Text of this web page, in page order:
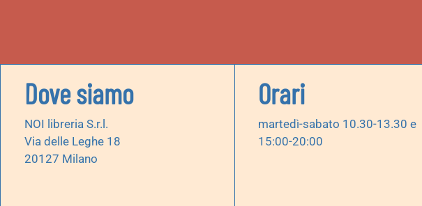
Dove siamo
NOI libreria S.r.l.
Via delle Leghe 18
20127 Milano
Orari
martedì-sabato 10.30-13.30 e
15:00-20:00